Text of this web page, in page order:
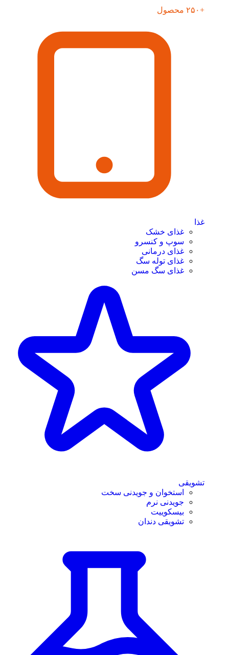
+۲۵۰ محصول
غذا
غذای خشک
سوپ و کنسرو
غذای درمانی
غذای توله سگ
غذای سگ مسن
تشویقی
استخوان و جویدنی سخت
جویدنی نرم
بیسکوییت
تشویقی دندان